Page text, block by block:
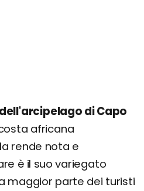
di Capo
africana
rende nota e
è il suo variegato
maggior parte dei turisti